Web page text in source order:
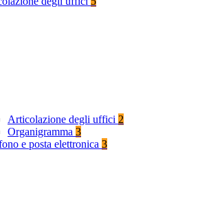
Articolazione degli uffici 2
Organigramma 3
e posta elettronica 3